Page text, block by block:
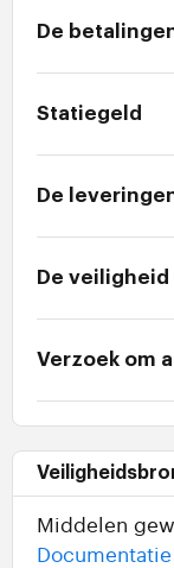
De
Statiegeld
De
De veiligheid
Verzoek om
Middelen
Documentatie